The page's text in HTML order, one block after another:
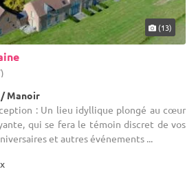
(13)
/ Manoir
: Un lieu idyllique plongé au cœur
qui se fera le témoin discret de vos
et autres événements ...